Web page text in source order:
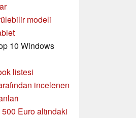
modeli
10 Windows
listesi
incelenen
Euro altındaki